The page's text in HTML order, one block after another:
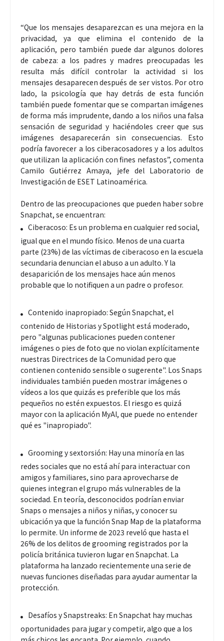
“Que los mensajes desaparezcan es una mejora en la
privacidad, ya que elimina el contenido de la
aplicación, pero también puede dar algunos dolores
de cabeza: a los padres y madres preocupadas les
resulta más difícil controlar la actividad si los
mensajes desaparecen después de ser vistos. Por otro
lado, la psicología que hay detrás de esta función
también puede fomentar que se compartan imágenes
de forma más imprudente, dando a los niños una falsa
sensación de seguridad y haciéndoles creer que sus
imágenes desaparecerán sin consecuencias. Esto
podría favorecer a los ciberacosadores y a los adultos
que utilizan la aplicación con fines nefastos”, comenta
Camilo Gutiérrez Amaya, jefe del Laboratorio de
Investigación de ESET Latinoamérica.
Dentro de las preocupaciones que pueden haber sobre
Snapchat, se encuentran:
Ciberacoso: Es un problema en cualquier red social,
igual que en el mundo físico. Menos de una cuarta
parte (23%) de las víctimas de ciberacoso en la escuela
secundaria denuncian el abuso a un adulto. Y la
desaparición de los mensajes hace aún menos
probable que lo notifiquen a un padre o profesor.
Contenido inapropiado: Según Snapchat, el
contenido de Historias y Spotlight está moderado,
pero "algunas publicaciones pueden contener
imágenes o pies de foto que no violan explícitamente
nuestras Directrices de la Comunidad pero que
contienen contenido sensible o sugerente". Los Snaps
individuales también pueden mostrar imágenes o
vídeos a los que quizás es preferible que los más
pequeños no estén expuestos. El riesgo es quizá
mayor con la aplicación MyAI, que puede no entender
qué es "inapropiado".
Grooming y sextorsión: Hay una minoría en las
redes sociales que no está ahí para interactuar con
amigos y familiares, sino para aprovecharse de
quienes integran el grupo más vulnerables de la
sociedad. En teoría, desconocidos podrían enviar
Snaps o mensajes a niños y niñas, y conocer su
ubicación ya que la función Snap Map de la plataforma
lo permite. Un informe de 2023 reveló que hasta el
26% de los delitos de grooming registrados por la
policía británica tuvieron lugar en Snapchat. La
plataforma ha lanzado recientemente una serie de
nuevas funciones diseñadas para ayudar aumentar la
protección.
Desafíos y Snapstreaks: En Snapchat hay muchas
oportunidades para jugar y competir, algo que a los